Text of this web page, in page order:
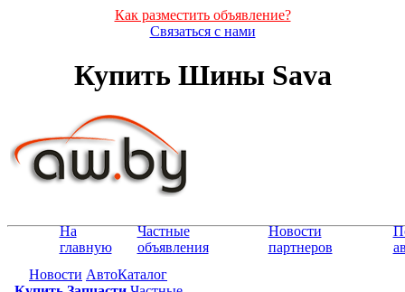
Как разместить объявление?
Связаться с нами
Купить Шины Sava
На
главную
Частные
объявления
Новости
партнеров
Новости АвтоКаталог